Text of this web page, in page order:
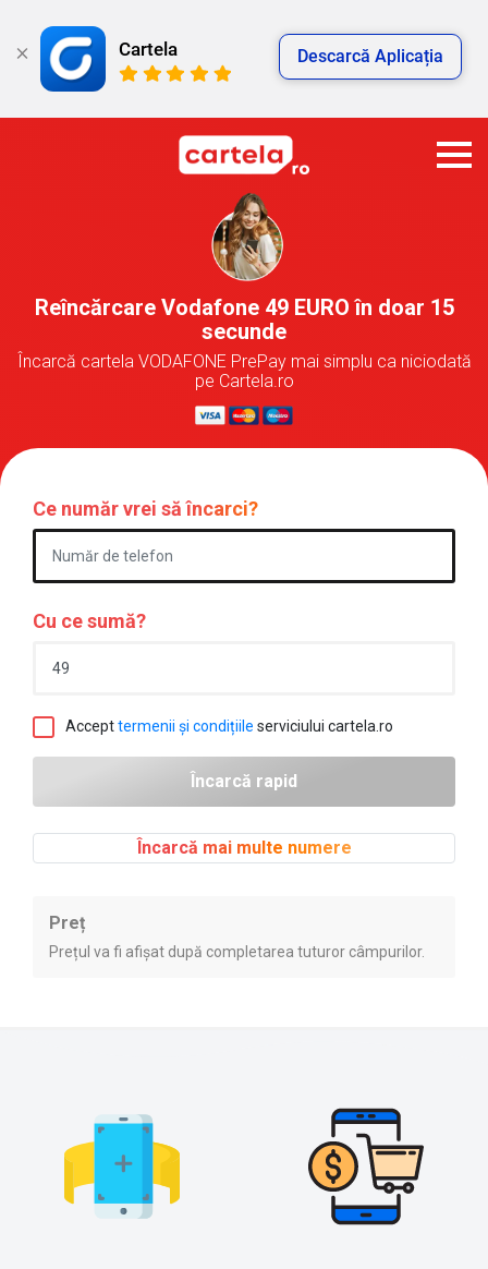
Cartela Descarcă Aplicația
Reîncărcare Vodafone 49 EURO în doar 15
secunde
Încarcă cartela VODAFONE PrePay mai simplu ca niciodată
pe Cartela.ro
Ce număr vrei să încarci?
Cu ce sumă?
Accepttermenii și condițiile serviciului cartela.ro
Încarcă mai multe numere
Preț
Prețul va fi afișat după completarea tuturor câmpurilor.